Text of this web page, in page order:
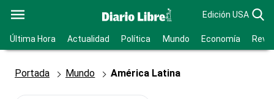
Edición USA
Última Hora Actualidad Política Mundo Economía
Portada Mundo América Latina